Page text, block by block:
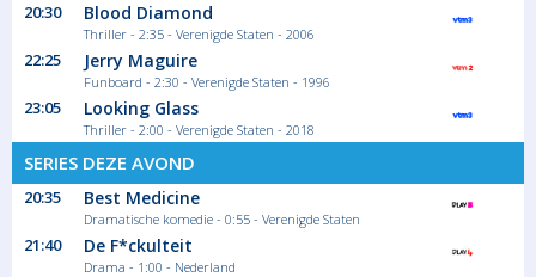
In de slotaflevering gaat Alice in Spanje op
zoek...
Documentaire
22:10
Our Friend
Wanneer journalist Matthew hoort dat zijn
vrouw...
20:30 Blood Diamond
Thriller - 2:35 - Verenigde Staten - 2006
22:25 Jerry Maguire
Funboard - 2:30 - Verenigde Staten - 1996
23:05 Looking Glass
Thriller - 2:00 - Verenigde Staten - 2018
SERIES DEZE AVOND
20:35 Best Medicine
Dramatische komedie - 0:55 - Verenigde Staten
21:40 De F*ckulteit
Drama - 1:00 - Nederland